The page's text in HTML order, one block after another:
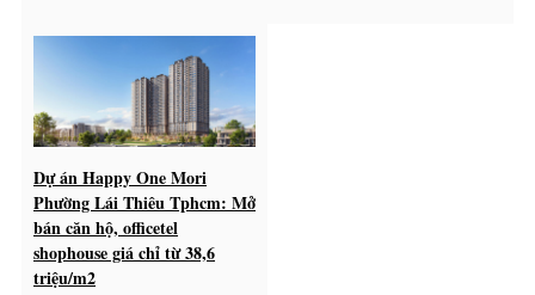
Dự án Happy One Mori
Phường Lái Thiêu Tphcm: Mở
bán căn hộ, officetel
shophouse giá chỉ từ 38,6
triệu/m2